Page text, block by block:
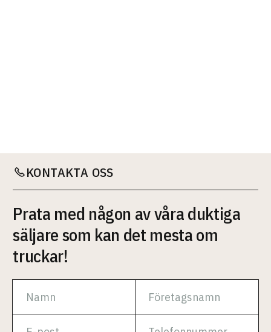
KONTAKTA OSS
Prata med någon av våra duktiga
säljare som kan det mesta om
truckar!